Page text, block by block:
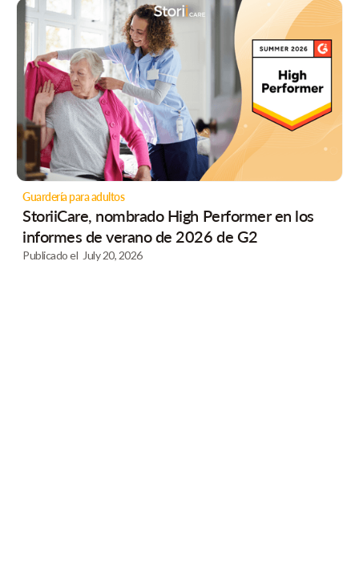
Guardería para adultos
StoriiCare, nombrado High Performer en los
informes de verano de 2026 de G2
Publicado el July 20, 2026